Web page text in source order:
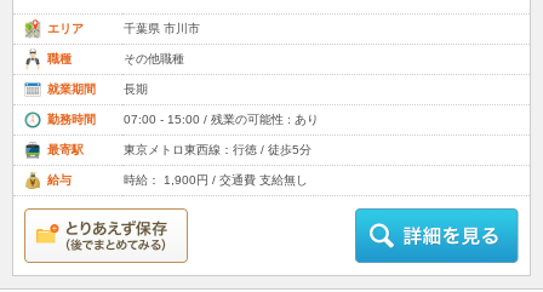
エリア 千葉県 市川市
職種 その他職種
就業期間 長期
勤務時間 07:00 - 15:00 / 残業の可能性 : あり
最寄駅 東京メトロ東西線：行徳 / 徒歩5分
給与 時給： 1,900円 / 交通費 支給無し